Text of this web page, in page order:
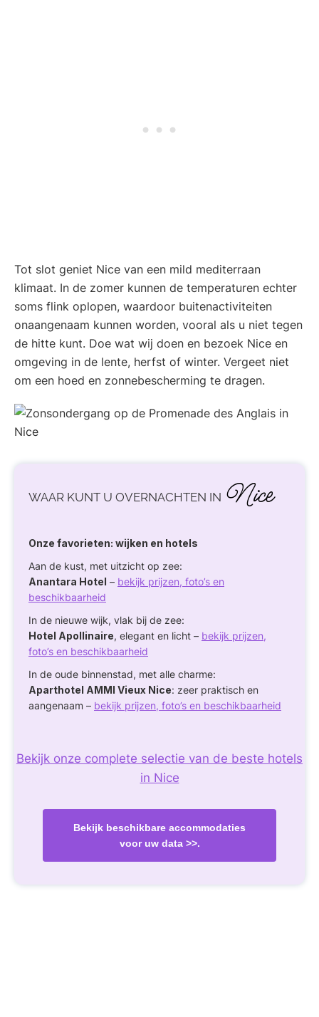
Tot slot geniet Nice van een mild mediterraan
klimaat. In de zomer kunnen de temperaturen echter
soms flink oplopen, waardoor buitenactiviteiten
onaangenaam kunnen worden, vooral als u niet tegen
de hitte kunt. Doe wat wij doen en bezoek Nice en
omgeving in de lente, herfst of winter. Vergeet niet
om een hoed en zonnebescherming te dragen.
WAAR KUNT U OVERNACHTEN IN Nice
Onze favorieten: wijken en hotels
Aan de kust, met uitzicht op zee:
Anantara Hotel – bekijk prijzen, foto’s en
beschikbaarheid
In de nieuwe wijk, vlak bij de zee:
Hotel Apollinaire, elegant en licht – bekijk prijzen,
foto’s en beschikbaarheid
In de oude binnenstad, met alle charme:
Aparthotel AMMI Vieux Nice: zeer praktisch en
aangenaam – bekijk prijzen, foto’s en beschikbaarheid
Bekijk onze complete selectie van de beste hotels
in Nice
Bekijk beschikbare accommodaties
voor uw data >>.